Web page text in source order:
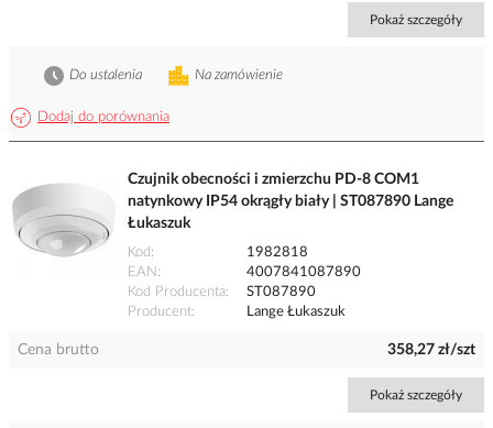
Pokaż szczegóły
Dodaj do porównania
Na zamówienie
Do ustalenia
Czujnik obecności i zmierzchu PD-8 COM1
natynkowy IP54 okrągły biały | ST087890 Lange
Łukaszuk
Kod
1982818
EAN
4007841087890
Kod Producenta
ST087890
Producent
Lange Łukaszuk
Cena brutto 358,27 zł/szt
Pokaż szczegóły